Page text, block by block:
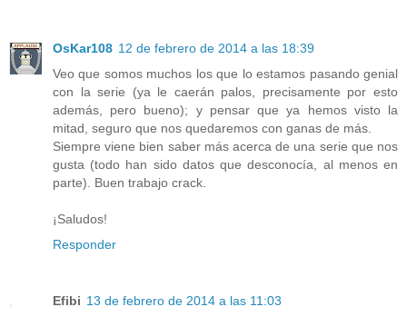
OsKar108 12 de febrero de 2014 a las 18:39
Veo que somos muchos los que lo estamos pasando genial
con la serie (ya le caerán palos, precisamente por esto
además, pero bueno); y pensar que ya hemos visto la
mitad, seguro que nos quedaremos con ganas de más.
Siempre viene bien saber más acerca de una serie que nos
gusta (todo han sido datos que desconocía, al menos en
parte). Buen trabajo crack.
¡Saludos!
Responder
Efibi 13 de febrero de 2014 a las 11:03